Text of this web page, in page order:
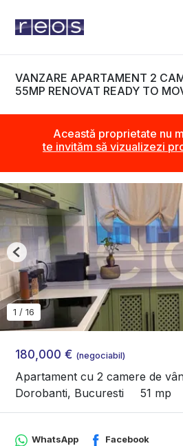
VANZARE APARTAMENT 2
55MP RENOVAT READY TO
Această proprietate nu
te invităm să vizualizezi
180,000 € (negociabil)
Apartament cu 2 camere de
Dorobanti, Bucuresti
51 mp
1 / 16
Previous
WhatsApp Facebook